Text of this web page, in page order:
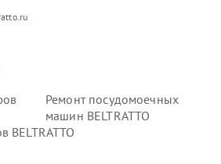
Ремонт посудомоечных
машин BELTRATTO
BELTRATTO